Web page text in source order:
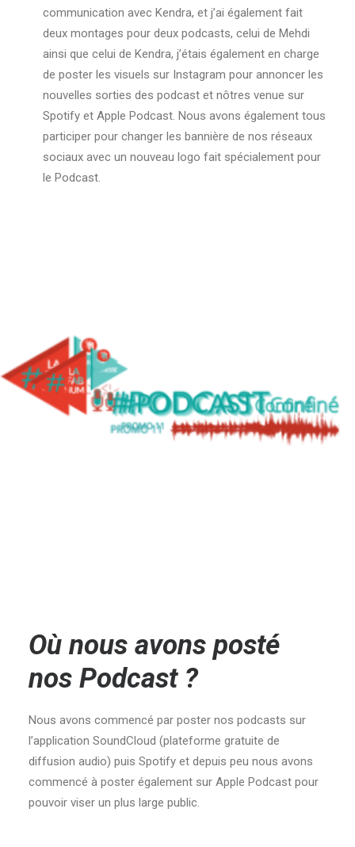
communication avec Kendra, et j’ai également fait
deux montages pour deux podcasts, celui de Mehdi
ainsi que celui de Kendra, j’étais également en charge
de poster les visuels sur Instagram pour annoncer les
nouvelles sorties des podcast et nôtres venue sur
Spotify et Apple Podcast. Nous avons également tous
participer pour changer les bannière de nos réseaux
sociaux avec un nouveau logo fait spécialement pour
le Podcast.
Où nous avons posté
nos Podcast ?
Nous avons commencé par poster nos podcasts sur
l’application SoundCloud (plateforme gratuite de
diffusion audio) puis Spotify et depuis peu nous avons
commencé à poster également sur Apple Podcast pour
pouvoir viser un plus large public.